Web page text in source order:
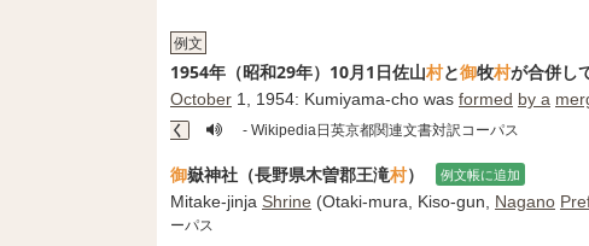
例文
1954年（昭和29年）10月1日佐山村と御牧村が合併し
October 1, 1954: Kumiyama-cho was formed by a
く
- Wikipedia日英京都関連文書対訳コーパス
御嶽神社（長野県木曽郡王滝村） 例文帳に追加
Mitake-jinja Shrine (Otaki-mura, Kiso-gun, Nagano
ーパス